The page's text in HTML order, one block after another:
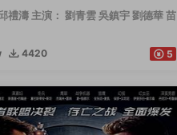
禮濤 主演： 劉青雲 吳鎮宇 劉德華 苗
4420 5